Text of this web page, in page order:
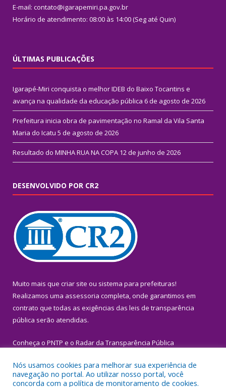
E-mail: contato@igarapemiri.pa.gov.br
Horário de atendimento: 08:00 às 14:00 (Seg até Quin)
ÚLTIMAS PUBLICAÇÕES
Igarapé-Miri conquista o melhor IDEB do Baixo Tocantins e
avança na qualidade da educação pública 6 de agosto de 2026
Prefeitura inicia obra de pavimentação no Ramal da Vila Santa
Maria do Icatu 5 de agosto de 2026
Resultado do MINHA RUA NA COPA 12 de junho de 2026
DESENVOLVIDO POR CR2
Muito mais que criar site ou sistema para prefeituras!
Realizamos uma assessoria completa, onde garantimos em
contrato que todas as exigências das leis de transparência
pública serão atendidas.
Conheça o PNTP e o Radar da Transparência Pública
Nós usamos cookies para melhorar sua experiência de
navegação no portal. Ao utilizar nosso portal, você
concorda com a política de monitoramento de cookies.